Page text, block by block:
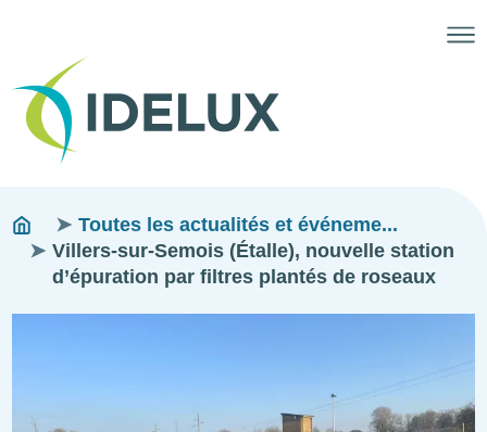
Fils
d'ariane
You
are
here:
Toutes les actualités et événeme...
Villers-sur-Semois (Étalle), nouvelle station
d’épuration par filtres plantés de roseaux